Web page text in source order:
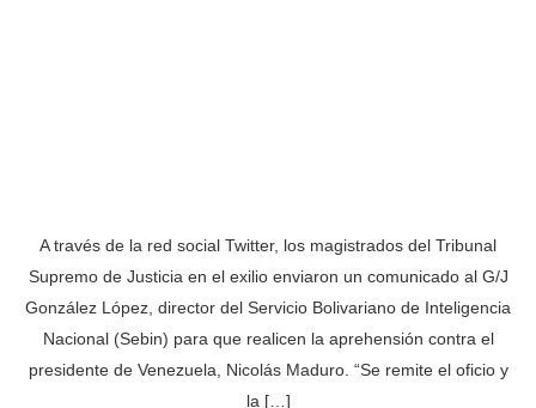
A través de la red social Twitter, los magistrados del Tribunal
Supremo de Justicia en el exilio enviaron un comunicado al G/J
González López, director del Servicio Bolivariano de Inteligencia
Nacional (Sebin) para que realicen la aprehensión contra el
presidente de Venezuela, Nicolás Maduro. “Se remite el oficio y
la […]